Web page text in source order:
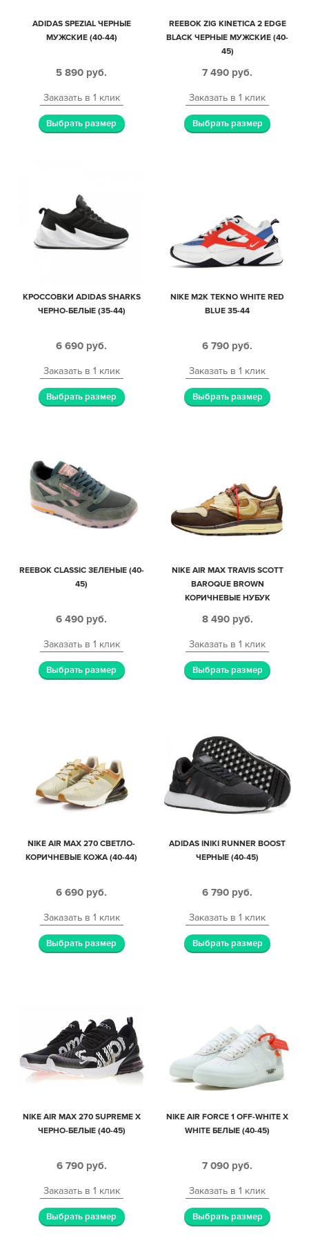
ADIDAS SPEZIAL ЧЕРНЫЕ
МУЖСКИЕ (40-44)
5 890 руб.
Заказать в 1 клик
Выбрать размер
REEBOK ZIG KINETICA 2 EDGE
BLACK ЧЕРНЫЕ МУЖСКИЕ (40-
45)
7 490 руб.
Заказать в 1 клик
Выбрать размер
КРОССОВКИ ADIDAS SHARKS
ЧЕРНО-БЕЛЫЕ (35-44)
6 690 руб.
Заказать в 1 клик
Выбрать размер
NIKE M2K TEKNO WHITE RED
BLUE 35-44
6 790 руб.
Заказать в 1 клик
Выбрать размер
REEBOK CLASSIC ЗЕЛЕНЫЕ (40-
45)
6 490 руб.
Заказать в 1 клик
Выбрать размер
NIKE AIR MAX TRAVIS SCOTT
BAROQUE BROWN
КОРИЧНЕВЫЕ НУБУК
8 490 руб.
Заказать в 1 клик
Выбрать размер
NIKE AIR MAX 270 СВЕТЛО-
КОРИЧНЕВЫЕ КОЖА (40-44)
6 690 руб.
Заказать в 1 клик
Выбрать размер
ADIDAS INIKI RUNNER BOOST
ЧЕРНЫЕ (40-45)
6 790 руб.
Заказать в 1 клик
Выбрать размер
NIKE AIR MAX 270 SUPREME X
ЧЕРНО-БЕЛЫЕ (40-45)
6 790 руб.
Заказать в 1 клик
Выбрать размер
NIKE AIR FORCE 1 OFF-WHITE X
WHITE БЕЛЫЕ (40-45)
7 090 руб.
Заказать в 1 клик
Выбрать размер